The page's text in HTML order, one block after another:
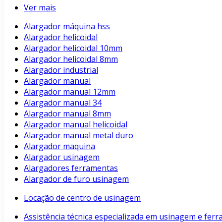
Ver mais
Alargador máquina hss
Alargador helicoidal
Alargador helicoidal 10mm
Alargador helicoidal 8mm
Alargador industrial
Alargador manual
Alargador manual 12mm
Alargador manual 34
Alargador manual 8mm
Alargador manual helicoidal
Alargador manual metal duro
Alargador maquina
Alargador usinagem
Alargadores ferramentas
Alargador de furo usinagem
Locação de centro de usinagem
Assistência técnica especializada em usinagem e